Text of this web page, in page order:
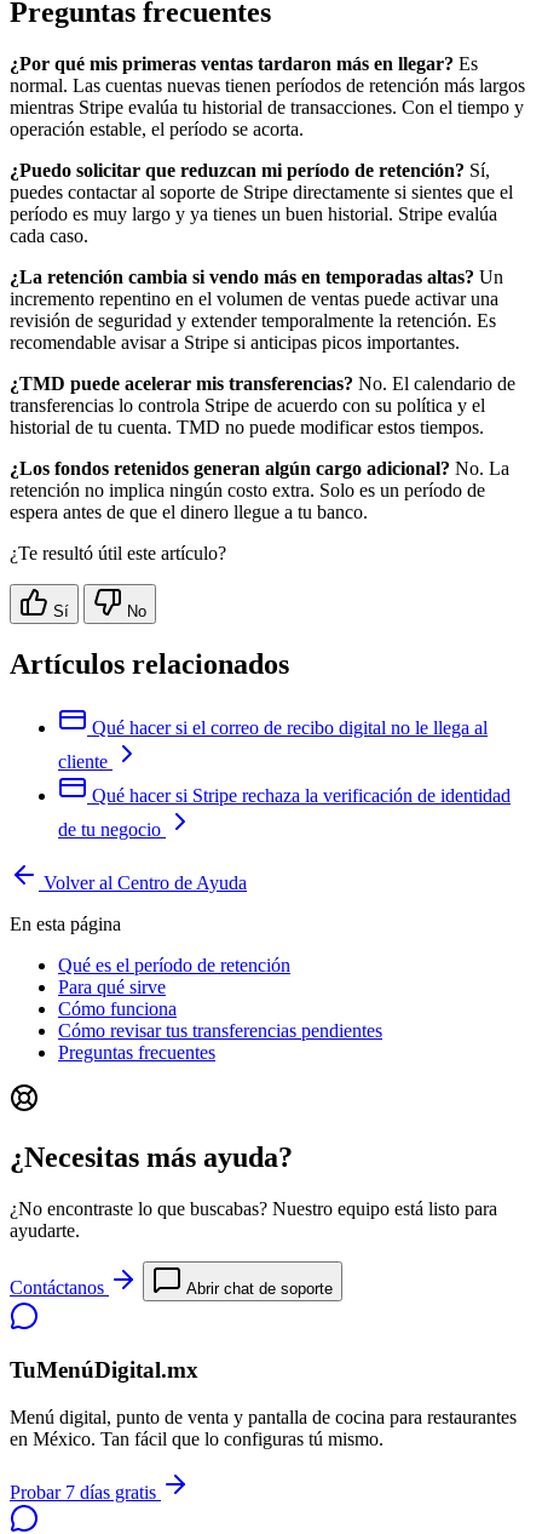
Preguntas frecuentes
¿Por qué mis primeras ventas tardaron más en llegar? Es
normal. Las cuentas nuevas tienen períodos de retención más largos
mientras Stripe evalúa tu historial de transacciones. Con el tiempo y
operación estable, el período se acorta.
¿Puedo solicitar que reduzcan mi período de retención? Sí,
puedes contactar al soporte de Stripe directamente si sientes que el
período es muy largo y ya tienes un buen historial. Stripe evalúa
cada caso.
¿La retención cambia si vendo más en temporadas altas? Un
incremento repentino en el volumen de ventas puede activar una
revisión de seguridad y extender temporalmente la retención. Es
recomendable avisar a Stripe si anticipas picos importantes.
¿TMD puede acelerar mis transferencias? No. El calendario de
transferencias lo controla Stripe de acuerdo con su política y el
historial de tu cuenta. TMD no puede modificar estos tiempos.
¿Los fondos retenidos generan algún cargo adicional? No. La
retención no implica ningún costo extra. Solo es un período de
espera antes de que el dinero llegue a tu banco.
¿Te resultó útil este artículo?
Sí No
Artículos relacionados
Qué hacer si el correo de recibo digital no le llega al
cliente
Qué hacer si Stripe rechaza la verificación de identidad
de tu negocio
Volver al Centro de Ayuda
En esta página
Qué es el período de retención
Para qué sirve
Cómo funciona
Cómo revisar tus transferencias pendientes
Preguntas frecuentes
¿Necesitas más ayuda?
¿No encontraste lo que buscabas? Nuestro equipo está listo para
ayudarte.
Contáctanos Abrir chat de soporte
TuMenúDigital.mx
Menú digital, punto de venta y pantalla de cocina para restaurantes
en México. Tan fácil que lo configuras tú mismo.
Probar 7 días gratis